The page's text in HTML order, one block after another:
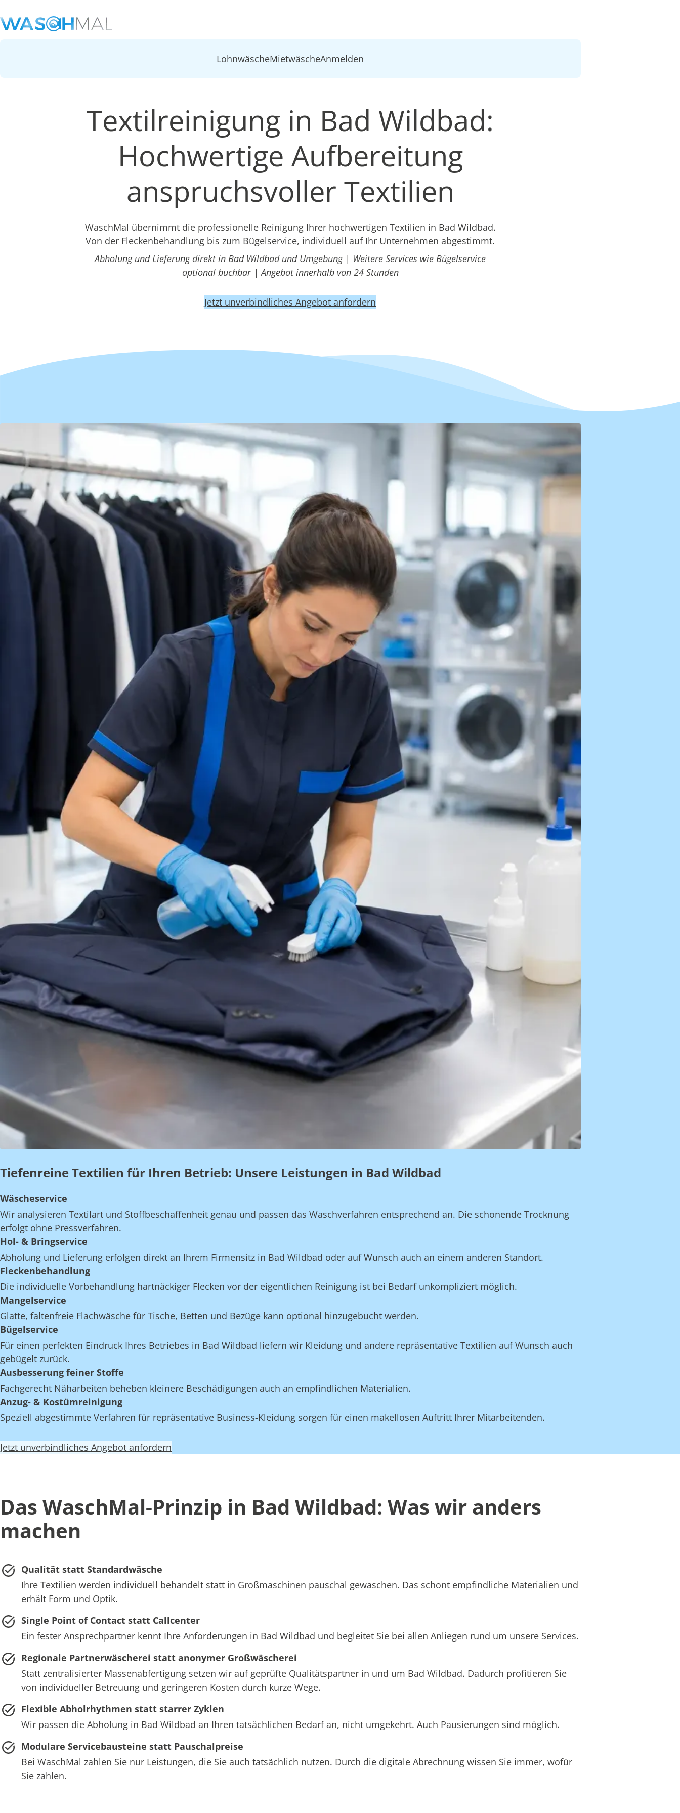
LohnwäscheMietwäscheAnmelden
Textilreinigung in Bad Wildbad:
Hochwertige Aufbereitung
anspruchsvoller Textilien
WaschMal übernimmt die professionelle Reinigung Ihrer hochwertigen Textilien in Bad Wildbad.
Von der Fleckenbehandlung bis zum Bügelservice, individuell auf Ihr Unternehmen abgestimmt.
Abholung und Lieferung direkt in Bad Wildbad und Umgebung | Weitere Services wie Bügelservice
optional buchbar | Angebot innerhalb von 24 Stunden
Jetzt unverbindliches Angebot anfordern
Tiefenreine Textilien für Ihren Betrieb: Unsere Leistungen in Bad Wildbad
Wäscheservice
Wir analysieren Textilart und Stoffbeschaffenheit genau und passen das Waschverfahren entsprechend an. Die schonende Trocknung
erfolgt ohne Pressverfahren.
Hol- & Bringservice
Abholung und Lieferung erfolgen direkt an Ihrem Firmensitz in Bad Wildbad oder auf Wunsch auch an einem anderen Standort.
Fleckenbehandlung
Die individuelle Vorbehandlung hartnäckiger Flecken vor der eigentlichen Reinigung ist bei Bedarf unkompliziert möglich.
Mangelservice
Glatte, faltenfreie Flachwäsche für Tische, Betten und Bezüge kann optional hinzugebucht werden.
Bügelservice
Für einen perfekten Eindruck Ihres Betriebes in Bad Wildbad liefern wir Kleidung und andere repräsentative Textilien auf Wunsch auch
gebügelt zurück.
Ausbesserung feiner Stoffe
Fachgerecht Näharbeiten beheben kleinere Beschädigungen auch an empfindlichen Materialien.
Anzug- & Kostümreinigung
Speziell abgestimmte Verfahren für repräsentative Business-Kleidung sorgen für einen makellosen Auftritt Ihrer Mitarbeitenden.
Jetzt unverbindliches Angebot anfordern
Das WaschMal-Prinzip in Bad Wildbad: Was wir anders
machen
Qualität statt Standardwäsche
Ihre Textilien werden individuell behandelt statt in Großmaschinen pauschal gewaschen. Das schont empfindliche Materialien und
erhält Form und Optik.
Single Point of Contact statt Callcenter
Ein fester Ansprechpartner kennt Ihre Anforderungen in Bad Wildbad und begleitet Sie bei allen Anliegen rund um unsere Services.
Regionale Partnerwäscherei statt anonymer Großwäscherei
Statt zentralisierter Massenabfertigung setzen wir auf geprüfte Qualitätspartner in und um Bad Wildbad. Dadurch profitieren Sie
von individueller Betreuung und geringeren Kosten durch kurze Wege.
Flexible Abholrhythmen statt starrer Zyklen
Wir passen die Abholung in Bad Wildbad an Ihren tatsächlichen Bedarf an, nicht umgekehrt. Auch Pausierungen sind möglich.
Modulare Servicebausteine statt Pauschalpreise
Bei WaschMal zahlen Sie nur Leistungen, die Sie auch tatsächlich nutzen. Durch die digitale Abrechnung wissen Sie immer, wofür
Sie zahlen.